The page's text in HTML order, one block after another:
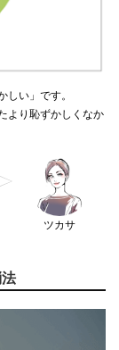
い」です。
より恥ずかしくなか
ツカサ